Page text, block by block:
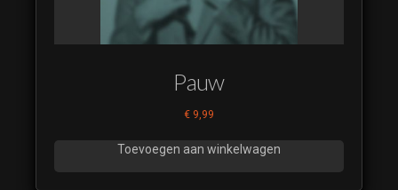
Pauw
€ 9,99
Toevoegen aan winkelwagen